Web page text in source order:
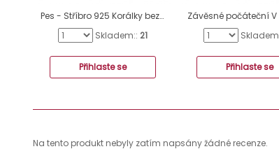
Pes - Stříbro 925 Korálky bez kamenů A4S16830
Skladem:: 21
Přihlaste se Přihlaste se
Na tento produkt nebyly zatím napsány žádné recenze.